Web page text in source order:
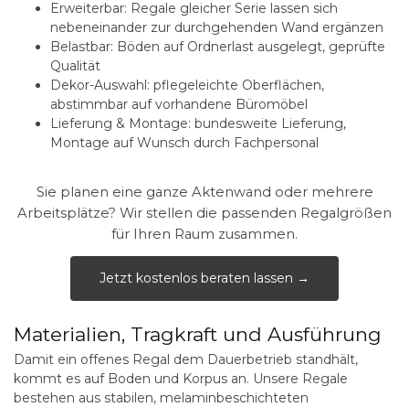
Erweiterbar: Regale gleicher Serie lassen sich
nebeneinander zur durchgehenden Wand ergänzen
Belastbar: Böden auf Ordnerlast ausgelegt, geprüfte
Qualität
Dekor-Auswahl: pflegeleichte Oberflächen,
abstimmbar auf vorhandene Büromöbel
Lieferung & Montage: bundesweite Lieferung,
Montage auf Wunsch durch Fachpersonal
Sie planen eine ganze Aktenwand oder mehrere
Arbeitsplätze? Wir stellen die passenden Regalgrößen
für Ihren Raum zusammen.
Jetzt kostenlos beraten lassen →
Materialien, Tragkraft und Ausführung
Damit ein offenes Regal dem Dauerbetrieb standhält,
kommt es auf Boden und Korpus an. Unsere Regale
bestehen aus stabilen, melaminbeschichteten